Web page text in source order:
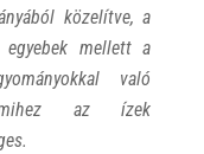
közelítve, a
egyebek mellett a
való
az ízek